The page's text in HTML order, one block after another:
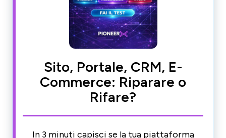
Sito, Portale, CRM, E-
Commerce: Riparare o
Rifare?
In 3 minuti capisci se la tua piattaforma